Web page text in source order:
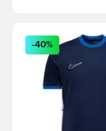
Öffnet ein
-40%